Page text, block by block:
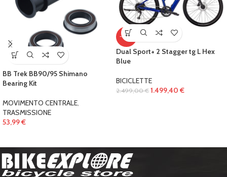
BB Trek BB90/95 Shimano
Bearing Kit
MOVIMENTO CENTRALE,
TRASMISSIONE
53,99€
-40%
Dual Sport+ 2 Stagger tg L Hex
Blue
BICICLETTE
2.499,00€ 1.499,40 €